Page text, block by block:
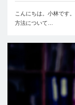
こんにちは。小林です
方法について…